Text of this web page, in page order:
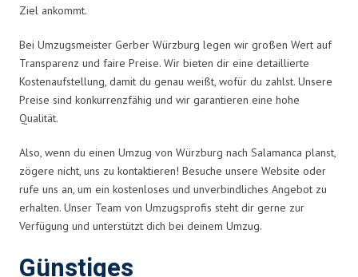
Ziel ankommt.
Bei Umzugsmeister Gerber Würzburg legen wir großen Wert auf
Transparenz und faire Preise. Wir bieten dir eine detaillierte
Kostenaufstellung, damit du genau weißt, wofür du zahlst. Unsere
Preise sind konkurrenzfähig und wir garantieren eine hohe
Qualität.
Also, wenn du einen Umzug von Würzburg nach Salamanca planst,
zögere nicht, uns zu kontaktieren! Besuche unsere Website oder
rufe uns an, um ein kostenloses und unverbindliches Angebot zu
erhalten. Unser Team von Umzugsprofis steht dir gerne zur
Verfügung und unterstützt dich bei deinem Umzug.
Günstiges